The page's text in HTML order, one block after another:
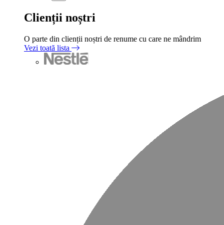
Clienții noștri
O parte din clienții noștri de renume cu care ne mândrim
Vezi toată lista